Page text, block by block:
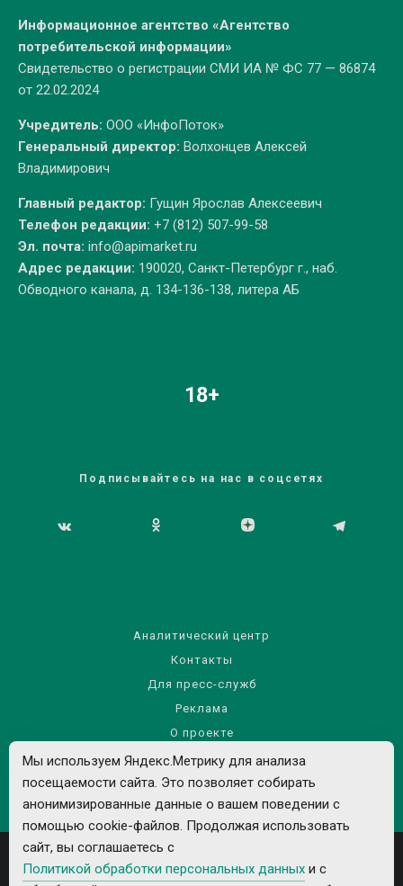
Информационное агентство «Агентство
потребительской информации»
Свидетельство о регистрации СМИ ИА № ФС 77 — 86874
от 22.02.2024
Учредитель: ООО «ИнфоПоток»
Генеральный директор: Волхонцев Алексей
Владимирович
Главный редактор: Гущин Ярослав Алексеевич
Телефон редакции: +7 (812) 507-99-58
Эл. почта: info@apimarket.ru
Адрес редакции: 190020, Санкт-Петербург г., наб.
Обводного канала, д. 134-136-138, литера АБ
18+
Подписывайтесь на нас в соцсетях
Аналитический центр
Контакты
Для пресс-служб
Реклама
О проекте
Правила использования материалов сайта
Политика обработки персональных данных
Мы используем Яндекс.Метрику для анализа
посещаемости сайта. Это позволяет собирать
анонимизированные данные о вашем поведении с
помощью cookie-файлов. Продолжая использовать
сайт, вы соглашаетесь с
Политикой обработки персональных данных и с